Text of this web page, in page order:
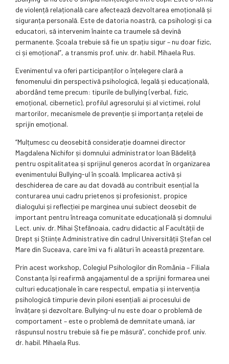
de violență relațională care afectează dezvoltarea emoțională și
siguranța personală. Este de datoria noastră, ca psihologi și ca
educatori, să intervenim înainte ca traumele să devină
permanente. Școala trebuie să fie un spațiu sigur – nu doar fizic,
ci și emoțional”, a transmis prof. univ. dr. habil. Mihaela Rus.
Evenimentul va oferi participanților o înțelegere clară a
fenomenului din perspectivă psihologică, legală și educațională,
abordând teme precum: tipurile de bullying (verbal, fizic,
emoțional, cibernetic), profilul agresorului și al victimei, rolul
martorilor, mecanismele de prevenție și importanța rețelei de
sprijin emoțional.
“Mulțumesc cu deosebită considerație doamnei director
Magdalena Nichifor și domnului administrator Ioan Bădeliță
pentru ospitalitatea și sprijinul generos acordat în organizarea
evenimentului Bullying-ul în școală. Implicarea activă și
deschiderea de care au dat dovadă au contribuit esențial la
conturarea unui cadru prietenos și profesionist, propice
dialogului și reflecției pe marginea unui subiect deosebit de
important pentru întreaga comunitate educațională și domnului
Lect. univ. dr. Mihai Ștefănoaia, cadru didactic al Facultății de
Drept și Științe Administrative din cadrul Universității Ștefan cel
Mare din Suceava, care îmi va fi alături în această prezentare.
Prin acest workshop, Colegiul Psihologilor din România – Filiala
Constanța își reafirmă angajamentul de a sprijini formarea unei
culturi educaționale în care respectul, empatia și intervenția
psihologică timpurie devin piloni esențiali ai procesului de
învățare și dezvoltare. Bullying-ul nu este doar o problemă de
comportament – este o problemă de demnitate umană, iar
răspunsul nostru trebuie să fie pe măsură”, conchide prof. univ.
dr. habil. Mihaela Rus.